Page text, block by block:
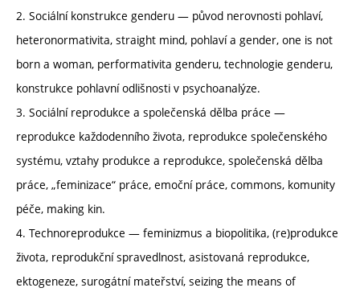
2. Sociální konstrukce genderu — původ nerovnosti pohlaví,
heteronormativita, straight mind, pohlaví a gender, one is not
born a woman, performativita genderu, technologie genderu,
konstrukce pohlavní odlišnosti v psychoanalýze.
3. Sociální reprodukce a společenská dělba práce —
reprodukce každodenního života, reprodukce společenského
systému, vztahy produkce a reprodukce, společenská dělba
práce, „feminizace“ práce, emoční práce, commons, komunity
péče, making kin.
4. Technoreprodukce — feminizmus a biopolitika, (re)produkce
života, reprodukční spravedlnost, asistovaná reprodukce,
ektogeneze, surogátní mateřství, seizing the means of